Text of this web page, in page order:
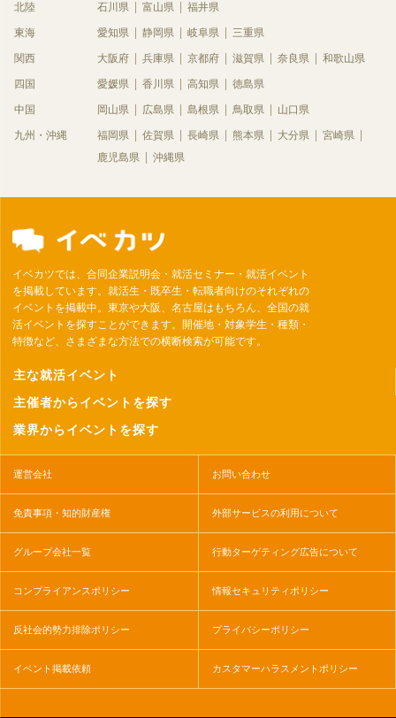
北陸 石川県 富山県 福井県
東海 愛知県 静岡県 岐阜県 三重県
関西 大阪府 兵庫県 京都府 滋賀県 奈良県 和歌山県
四国 愛媛県 香川県 高知県 徳島県
中国 岡山県 広島県 島根県 鳥取県 山口県
九州・沖縄 福岡県 佐賀県 長崎県 熊本県 大分県
宮崎県
鹿児島県
沖縄県
イベカツでは、合同企業説明会・就活セミナー・就活イベント
を掲載しています。就活生・既卒生・転職者向けのそれぞれの
イベントを掲載中。東京や大阪、名古屋はもちろん、全国の就
活イベントを探すことができます。開催地・対象学生・種類・
特徴など、さまざまな方法での横断検索が可能です。
主な就活イベント
主催者からイベントを探す
業界からイベントを探す
運営会社 お問い合わせ
免責事項・知的財産権 外部サービスの利用について
グループ会社一覧 行動ターゲティング広告について
コンプライアンスポリシー 情報セキュリティポリシー
反社会的勢力排除ポリシー プライバシーポリシー
イベント掲載依頼 カスタマーハラスメントポリシー